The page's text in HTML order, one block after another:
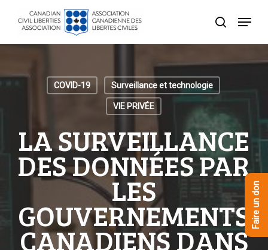
recherche
Menu
COVID-19 Surveillance et technologie
VIE PRIVÉE
LA SURVEILLANCE
DES DONNÉES PAR
LES
GOUVERNEMENTS
CANADIENS DANS
Faire un don